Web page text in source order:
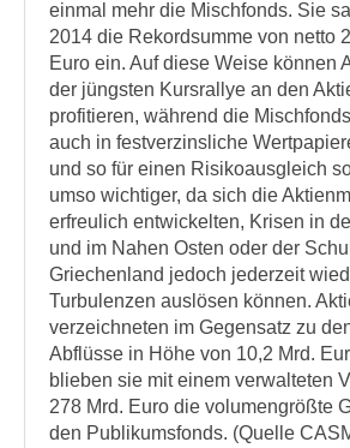
einmal mehr die Mischfonds. Sie
2014 die Rekordsumme von netto
Euro ein. Auf diese Weise können
der jüngsten Kursrallye an den
profitieren, während die
auch in festverzinsliche
und so für einen Risikoausgleich
umso wichtiger, da sich die
erfreulich entwickelten, Krisen in
und im Nahen Osten oder der
Griechenland jedoch jederzeit
Turbulenzen auslösen können.
verzeichneten im Gegensatz zu
Abflüsse in Höhe von 10,2 Mrd.
blieben sie mit einem verwalteten
278 Mrd. Euro die volumengrößte
den Publikumsfonds. (Quelle